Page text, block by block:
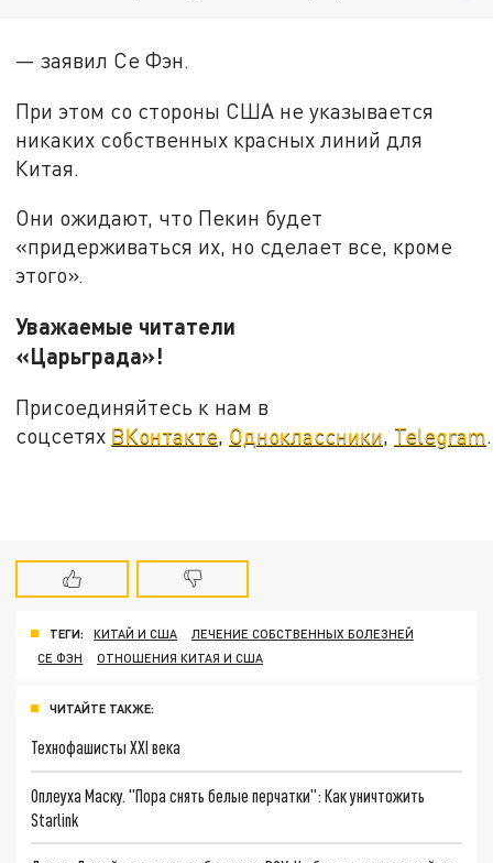
— заявил Се Фэн.
При этом со стороны США не указывается
никаких собственных красных линий для
Китая.
Они ожидают, что Пекин будет
«придерживаться их, но сделает все, кроме
этого».
Уважаемые читатели
«Царьграда»!
Присоединяйтесь к нам в
соцсетях ВКонтакте, Одноклассники, Telegram.
ТЕГИ: КИТАЙ И США
ЛЕЧЕНИЕ СОБСТВЕННЫХ БОЛЕЗНЕЙ
СЕ ФЭН
ОТНОШЕНИЯ КИТАЯ И США
ЧИТАЙТЕ ТАКЖЕ:
Технофашисты XXI века
Оплеуха Маску. "Пора снять белые перчатки": Как уничтожить
Starlink